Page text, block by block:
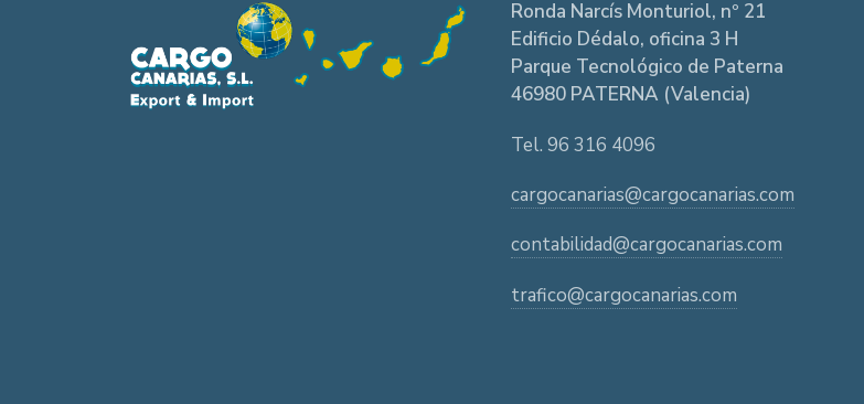
Ronda Narcís Monturiol, nº 21
Edificio Dédalo, oficina 3 H
Parque Tecnológico de Paterna
46980 PATERNA (Valencia)
Tel. 96 316 4096
cargocanarias@cargocanarias.com
contabilidad@cargocanarias.com
trafico@cargocanarias.com